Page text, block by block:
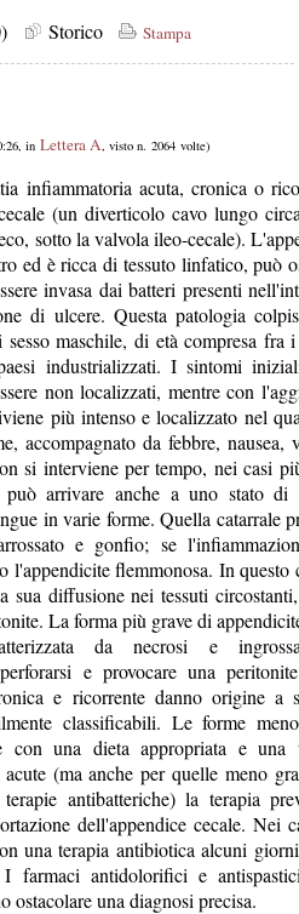
Storico Stampa
in Lettera A, visto n. 2064 volte)
infiammatoria acuta, cronica o
(un diverticolo cavo lungo
sotto la valvola ileo-cecale).
ed è ricca di tessuto linfatico, può
invasa dai batteri presenti
di ulcere. Questa patologia
sesso maschile, di età compresa fra
industrializzati. I sintomi
non localizzati, mentre con
più intenso e localizzato nel
accompagnato da febbre, nausea,
si interviene per tempo, nei casi
arrivare anche a uno stato di
in varie forme. Quella catarrale
e gonfio; se
l'appendicite flemmonosa. In questo
sua diffusione nei tessuti
La forma più grave di
da necrosi e
e provocare una
e ricorrente danno origine a
classificabili. Le forme
con una dieta appropriata e una
(ma anche per quelle meno
antibatteriche) la terapia
dell'appendice cecale. Nei
una terapia antibiotica alcuni
farmaci antidolorifici e
ostacolare una diagnosi precisa.